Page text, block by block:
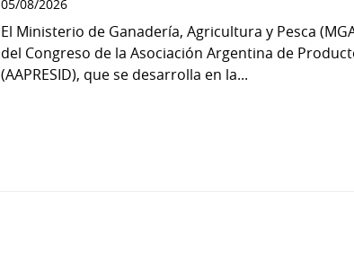
05/08/2026
El Ministerio de Ganadería, Agricultura y Pesca
del Congreso de la Asociación Argentina de
(AAPRESID), que se desarrolla en la...